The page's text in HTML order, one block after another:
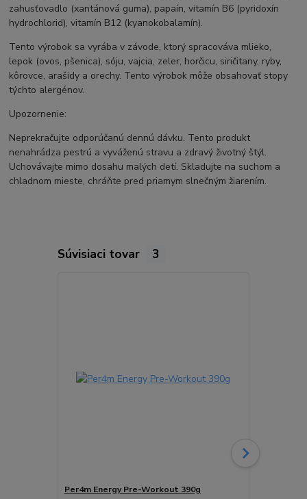
zahusťovadlo (xantánová guma), papaín, vitamín B6 (pyridoxín
hydrochlorid), vitamín B12 (kyanokobalamín).
Tento výrobok sa vyrába v závode, ktorý spracováva mlieko,
lepok (ovos, pšenica), sóju, vajcia, zeler, horčicu, siričitany, ryby,
kôrovce, arašidy a orechy. Tento výrobok môže obsahovať stopy
týchto alergénov.
Upozornenie:
Neprekračujte odporúčanú dennú dávku. Tento produkt
nenahrádza pestrú a vyváženú stravu a zdravý životný štýl.
Uchovávajte mimo dosahu malých detí. Skladujte na suchom a
chladnom mieste, chráňte pred priamym slnečným žiarením.
Súvisiaci tovar 3
Per4m Energy Pre-Workout 390g